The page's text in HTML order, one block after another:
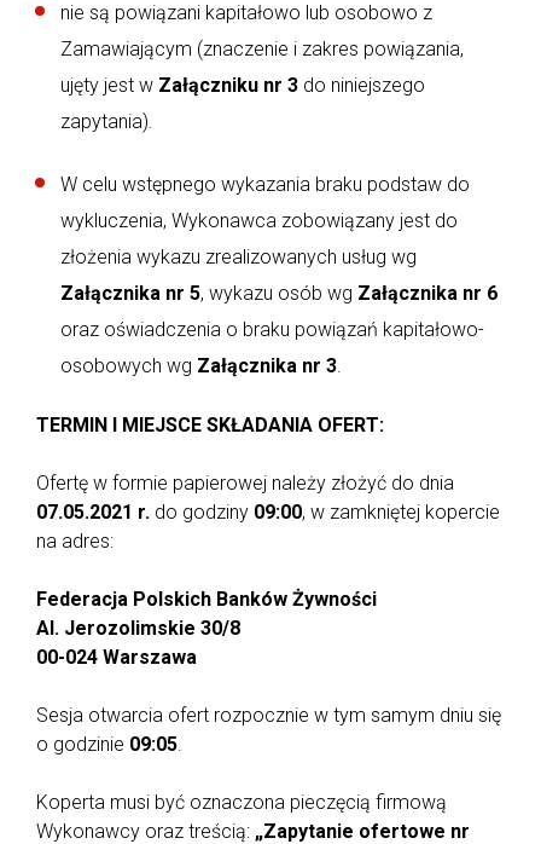
nie są powiązani kapitałowo lub osobowo z
Zamawiającym (znaczenie i zakres powiązania,
ujęty jest w Załączniku nr 3 do niniejszego
zapytania).
W celu wstępnego wykazania braku podstaw do
wykluczenia, Wykonawca zobowiązany jest do
złożenia wykazu zrealizowanych usług wg
Załącznika nr 5, wykazu osób wg Załącznika nr 6
oraz oświadczenia o braku powiązań kapitałowo-
osobowych wg Załącznika nr 3.
TERMIN I MIEJSCE SKŁADANIA OFERT:
Ofertę w formie papierowej należy złożyć do dnia
07.05.2021 r. do godziny 09:00, w zamkniętej kopercie
na adres:
Federacja Polskich Banków Żywności
Al. Jerozolimskie 30/8
00-024 Warszawa
Sesja otwarcia ofert rozpocznie w tym samym dniu się
o godzinie 09:05.
Koperta musi być oznaczona pieczęcią firmową
Wykonawcy oraz treścią: „Zapytanie ofertowe nr